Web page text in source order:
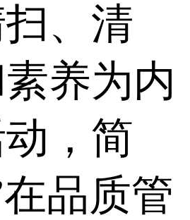
、清
养为内
，简
在品质管